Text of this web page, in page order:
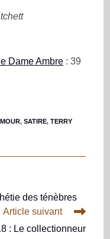
Dame Ambre : 39
, SATIRE, TERRY
des ténèbres
Article suivant
: Le collectionneur